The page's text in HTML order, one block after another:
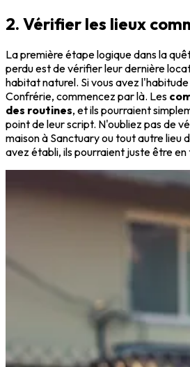
2. Vérifier les lieux
La première étape logique dans la
perdu est de vérifier leur dernière
habitat naturel. Si vous avez
Confrérie, commencez par là. Les
des routines, et ils pourraient
point de leur script. N'oubliez pas de
maison à Sanctuary ou tout autre lieu
avez établi, ils pourraient juste être en